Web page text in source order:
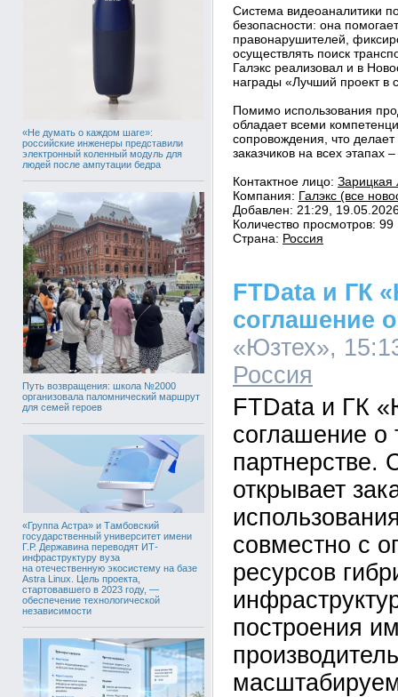
«Не думать о каждом шаге»:
российские инженеры представили
электронный коленный модуль для
людей после ампутации бедра
Путь возвращения: школа №2000
организовала паломнический маршрут
для семей героев
«Группа Астра» и Тамбовский
государственный университет имени
Г.Р. Державина переводят ИТ-
инфраструктуру вуза
на отечественную экосистему на базе
Astra Linux. Цель проекта,
стартовавшего в 2023 году, —
обеспечение технологической
независимости
Система видеоаналитики
безопасности: она
правонарушителей,
осуществлять поиск
Галэкс реализовал и в
награды «Лучший проект в
Помимо использования
обладает всеми
сопровождения, что
заказчиков на всех этапах
Контактное лицо: Зарицкая
Компания: Галэкс (все
Добавлен: 21:29,
Количество просмотров: 99
Страна: Россия
FTData и ГК
соглашение
«Юзтех»,
Россия
FTData и ГК
соглашение о
партнерстве.
открывает
совместно с
ресурсов
построения